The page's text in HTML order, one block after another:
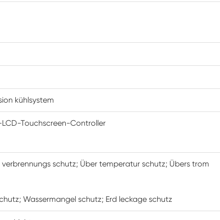
Feuchtigkeits-Gefrier-Test-Kammer
PV-Klimakammer
PV-Prüf kammer
PV-Umweltkammer
kühlsystem
Touchscreen-Controller
schutz; Über temperatur schutz; Übers trom
Wassermangel schutz; Erd leckage schutz